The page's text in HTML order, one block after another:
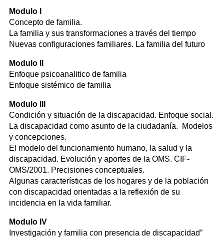
Modulo I
Concepto de familia.
La familia y sus transformaciones a través del tiempo
Nuevas configuraciones familiares. La familia del futuro
Modulo II
Enfoque psicoanalitico de familia
Enfoque sistémico de familia
Modulo III
Condición y situación de la discapacidad. Enfoque social.
La discapacidad como asunto de la ciudadanía. Modelos
y concepciones.
El modelo del funcionamiento humano, la salud y la
discapacidad. Evolución y aportes de la OMS. CIF-
OMS/2001. Precisiones conceptuales.
Algunas características de los hogares y de la población
con discapacidad orientadas a la reflexión de su
incidencia en la vida familiar.
Modulo IV
Investigación y familia con presencia de discapacidad”